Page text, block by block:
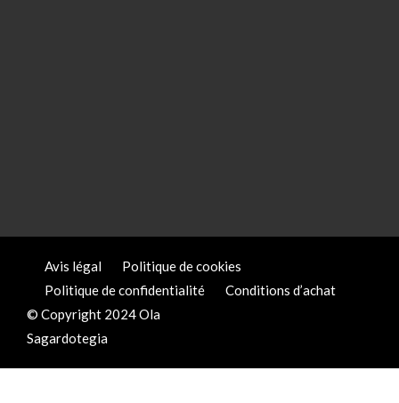
Avis légal
Politique de cookies
Politique de confidentialité
Conditions d’achat
© Copyright 2024 Ola
Sagardotegia